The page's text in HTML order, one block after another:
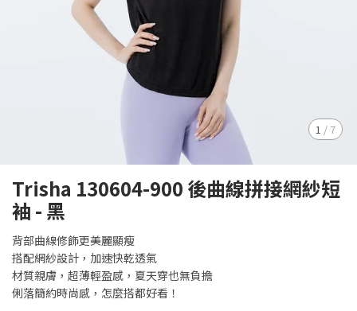
1 / 7
Trisha 130604-900 後曲線拼接網紗短
袖 - 黑
背部曲線修飾更美麗顯瘦
搭配網紗設計，加速快乾透氣
材質親膚，超薄輕盈感，夏天穿也無負擔
俐落簡約時尚感，怎麼搭都好看！